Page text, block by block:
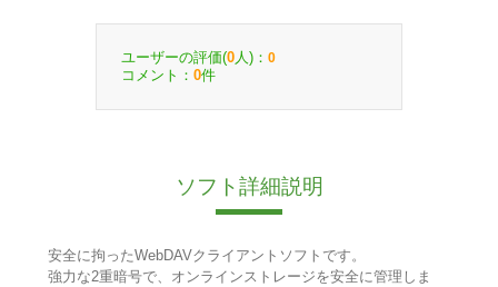
ユーザーの評価(0 人)： 0
コメント： 0件
ソフト詳細説明
安全に拘ったWebDAVクライアントソフトです。
強力な2重暗号で、オンラインストレージを安全に管理しま